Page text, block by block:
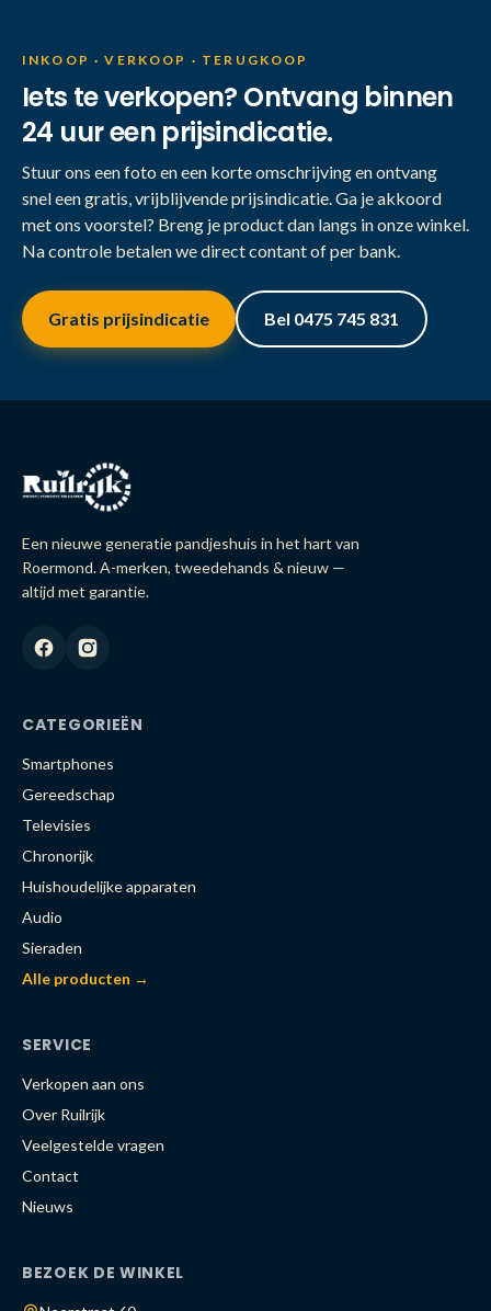
INKOOP · VERKOOP · TERUGKOOP
Iets te verkopen? Ontvang binnen
24 uur een prijsindicatie.
Stuur ons een foto en een korte omschrijving en ontvang
snel een gratis, vrijblijvende prijsindicatie. Ga je akkoord
met ons voorstel? Breng je product dan langs in onze winkel.
Na controle betalen we direct contant of per bank.
Gratis prijsindicatie Bel 0475 745 831
Een nieuwe generatie pandjeshuis in het hart van
Roermond. A-merken, tweedehands & nieuw —
altijd met garantie.
CATEGORIEËN
Smartphones
Gereedschap
Televisies
Chronorijk
Huishoudelijke apparaten
Audio
Sieraden
Alle producten →
SERVICE
Verkopen aan ons
Over Ruilrijk
Veelgestelde vragen
Contact
Nieuws
BEZOEK DE WINKEL